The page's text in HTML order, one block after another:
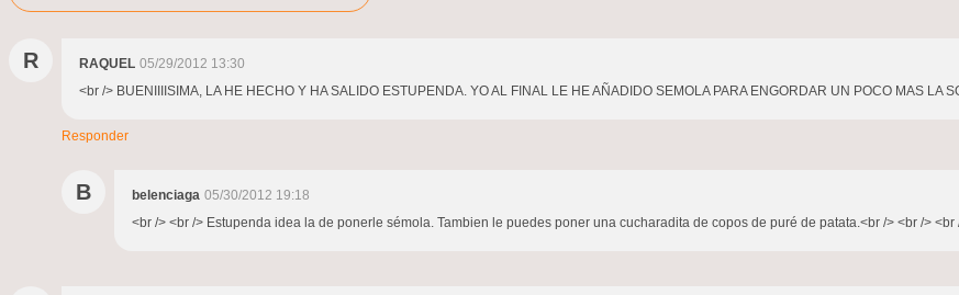
R RAQUEL 05/29/2012 13:30
<br /> BUENIIIISIMA, LA HE HECHO Y HA SALIDO ESTUPENDA. YO AL FINAL LE HE AÑADIDO SEMOLA PARA ENGORDAR UN POCO MAS LA
Responder
B belenciaga 05/30/2012 19:18
<br /> <br /> Estupenda idea la de ponerle sémola. Tambien le puedes poner una cucharadita de copos de puré de patata.<br /> <br /> <br